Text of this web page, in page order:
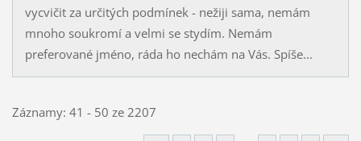
vycvičit za určitých podmínek - nežiji sama, nemám
mnoho soukromí a velmi se stydím. Nemám
preferované jméno, ráda ho nechám na Vás. Spíše...
Záznamy: 41 - 50 ze 2207